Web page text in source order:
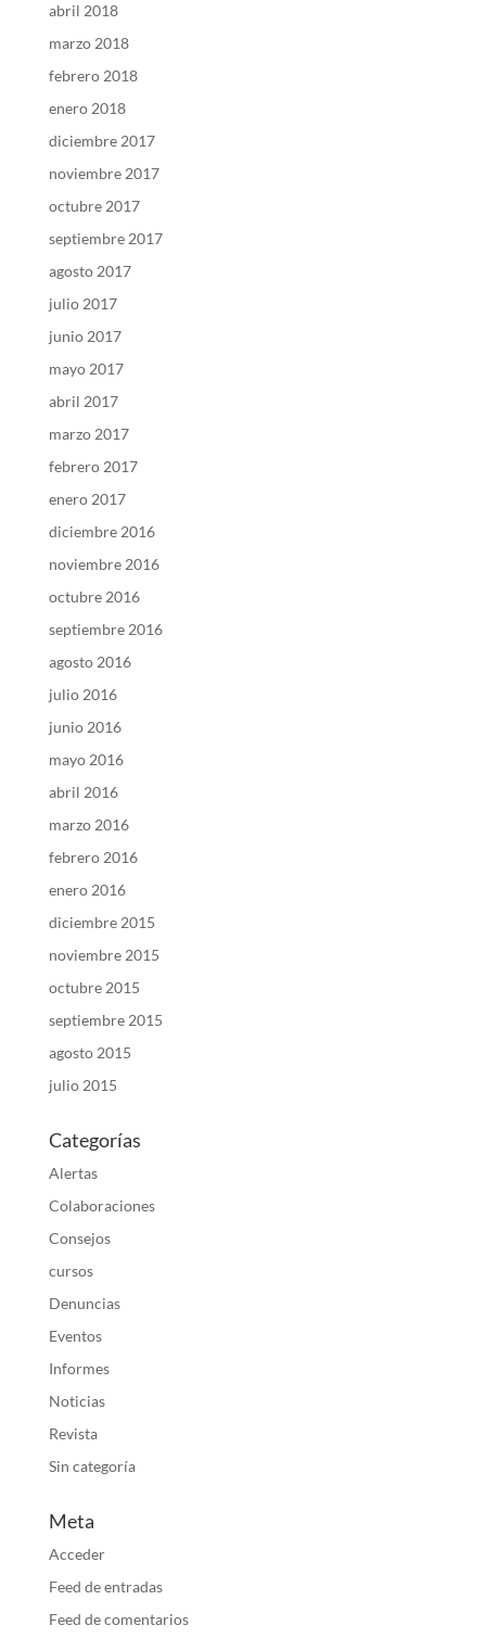
abril 2018
marzo 2018
febrero 2018
enero 2018
diciembre 2017
noviembre 2017
octubre 2017
septiembre 2017
agosto 2017
julio 2017
junio 2017
mayo 2017
abril 2017
marzo 2017
febrero 2017
enero 2017
diciembre 2016
noviembre 2016
octubre 2016
septiembre 2016
agosto 2016
julio 2016
junio 2016
mayo 2016
abril 2016
marzo 2016
febrero 2016
enero 2016
diciembre 2015
noviembre 2015
octubre 2015
septiembre 2015
agosto 2015
julio 2015
Categorías
Alertas
Colaboraciones
Consejos
cursos
Denuncias
Eventos
Informes
Noticias
Revista
Sin categoría
Meta
Acceder
Feed de entradas
Feed de comentarios